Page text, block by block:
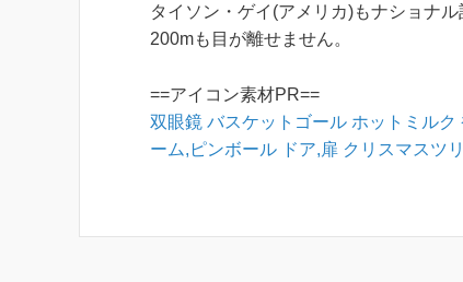
タイソン・ゲイ(アメリカ)もナショナ
200mも目が離せません。
==アイコン素材PR==
双眼鏡 バスケットゴール ホットミルク
ーム,ピンボール ドア,扉 クリスマスツ